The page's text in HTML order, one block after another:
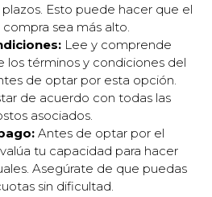
Esto puede hacer que el
sea más alto.
Lee y comprende
los términos y condiciones del
de optar por esta opción.
de acuerdo con todas las
asociados.
Antes de optar por el
tu capacidad para hacer
Asegúrate de que puedas
sin dificultad.